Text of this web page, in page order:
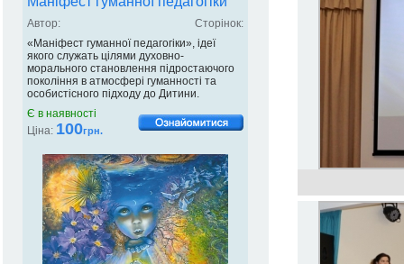
Автор:
Сторінок:
«Маніфест гуманної педагогіки», ідеї
якого служать цілями духовно-
морального становлення підростаючого
покоління в атмосфері гуманності та
особистісного підходу до Дитини.
Є в наявності
Ціна: 100грн.